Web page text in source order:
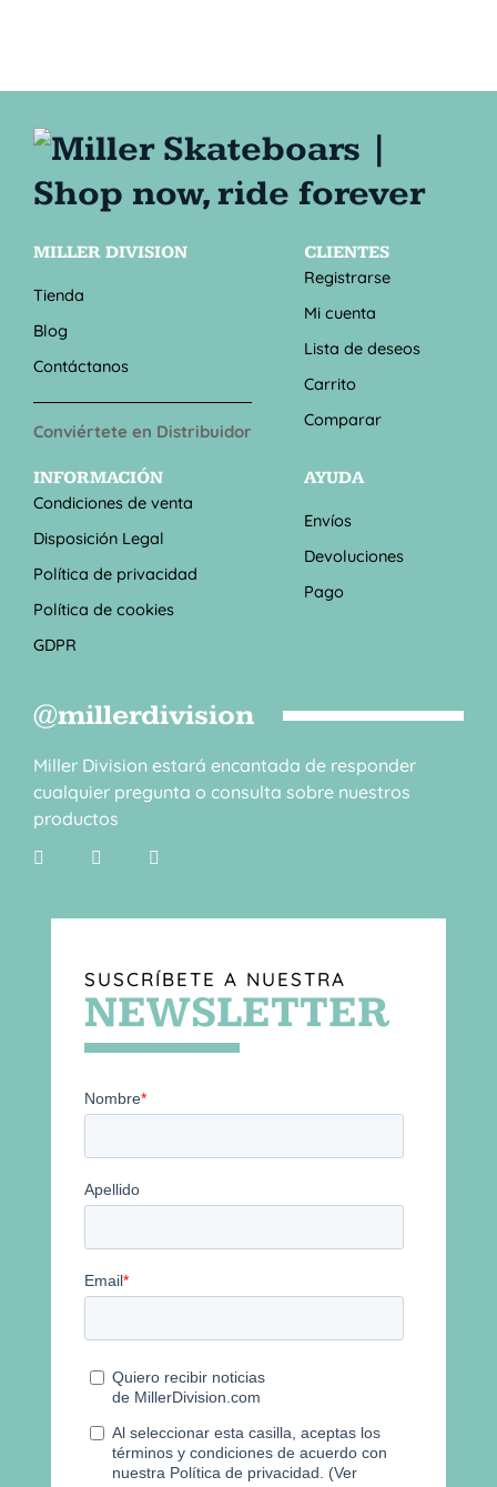
MILLER DIVISION
Tienda
Blog
Contáctanos
Conviértete en Distribuidor
CLIENTES
Registrarse
Mi cuenta
Lista de deseos
Carrito
Comparar
INFORMACIÓN
Condiciones de venta
Disposición Legal
Política de privacidad
Política de cookies
GDPR
AYUDA
Envíos
Devoluciones
Pago
@millerdivision
Miller Division estará encantada de responder
cualquier pregunta o consulta sobre nuestros
productos
SUSCRÍBETE A NUESTRA
NEWSLETTER